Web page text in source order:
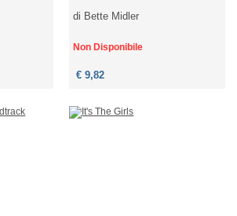
di Bette Midler
Non Disponibile
€ 9,82